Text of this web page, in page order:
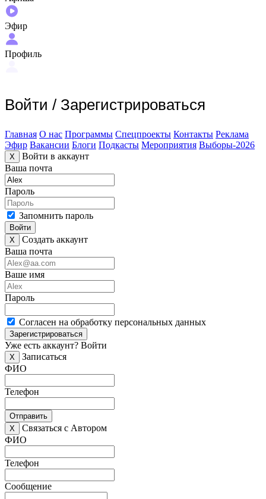
Эфир
Профиль
Войти / Зарегистрироваться
Главная О нас Программы Спецпроекты Контакты Реклама
Эфир Вакансии Блоги Подкасты Мероприятия Выборы-2026
X
Войти в аккаунт
Ваша почта
Пароль
Запомнить пароль
Войти
X
Создать аккаунт
Ваша почта
Ваше имя
Пароль
Согласен на обработку персональных данных
Зарегистрироваться
Уже есть аккаунт? Войти
X
Записаться
ФИО
Телефон
Отправить
X
Связаться с Автором
ФИО
Телефон
Сообщение